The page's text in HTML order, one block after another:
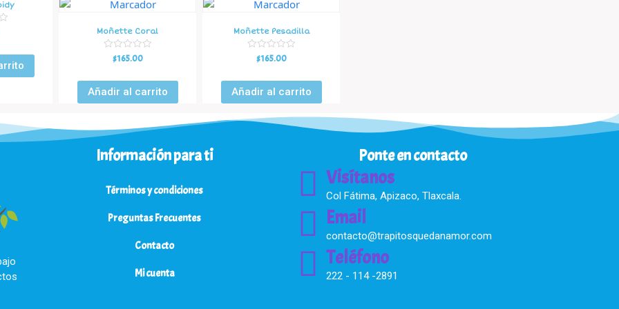
Moñette Coral
o
r
a
d
n
e
$165.00
Añadir al carrito
Moñette Pesadilla
o
r
a
d
e
$165.00
Añadir al carrito
Información para ti
Términos y condiciones
Preguntas Frecuentes
Contacto
Mi cuenta
Ponte en contacto
Visítanos
Col Fátima, Apizaco, Tlaxcala.
Email
contacto@trapitosquedanamor.com
Teléfono
222 - 114 -2891